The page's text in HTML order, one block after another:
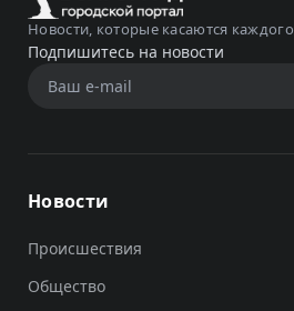
Новости, которые касаются каждого
Подпишитесь на новости
Новости
Происшествия
Общество